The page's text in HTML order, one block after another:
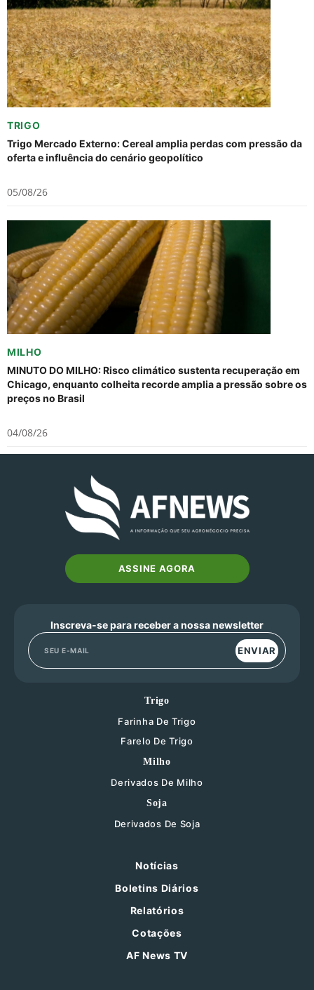
TRIGO
Trigo Mercado Externo: Cereal amplia perdas com pressão da
oferta e influência do cenário geopolítico
05/08/26
MILHO
MINUTO DO MILHO: Risco climático sustenta recuperação em
Chicago, enquanto colheita recorde amplia a pressão sobre os
preços no Brasil
04/08/26
ASSINE AGORA
Inscreva-se para receber a nossa newsletter
ENVIAR
Trigo
Farinha De Trigo
Farelo De Trigo
Milho
Derivados De Milho
Soja
Derivados De Soja
Notícias
Boletins Diários
Relatórios
Cotações
AF News TV